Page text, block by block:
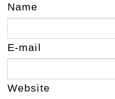
Name
E-mail
Website